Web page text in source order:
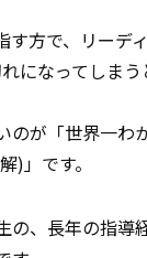
す方で、リーデ
になってしま
のが「世界一わ
)」です。
の、長年の指導